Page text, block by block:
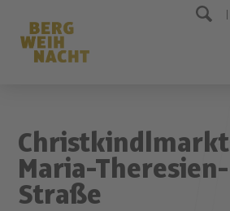
Christkindlmarkt
Maria-Theresien-
Straße